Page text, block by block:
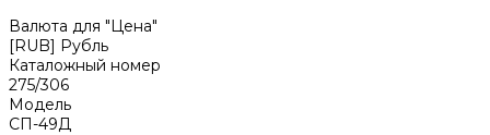
Валюта для "Цена"
[RUB] Рубль
Каталожный номер
275/306
Модель
СП-49Д